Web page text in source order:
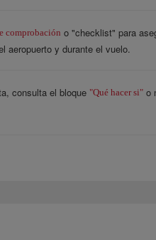
comprobación o "checklist" para
aeropuerto y durante el vuelo.
consulta el bloque "Qué hacer si" o